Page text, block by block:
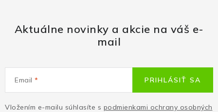
Aktuálne novinky a akcie na váš e-
mail
Email
Vložením e-mailu súhlasíte s podmienkami ochrany osobných
PRIHLÁSIŤ SA